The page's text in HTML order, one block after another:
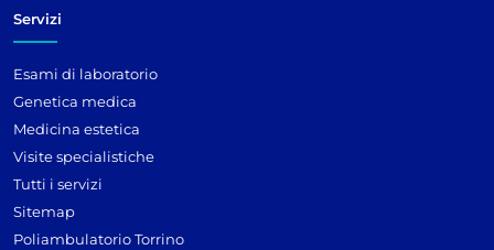
Servizi
Esami di laboratorio
Genetica medica
Medicina estetica
Visite specialistiche
Tutti i servizi
Sitemap
Poliambulatorio Torrino